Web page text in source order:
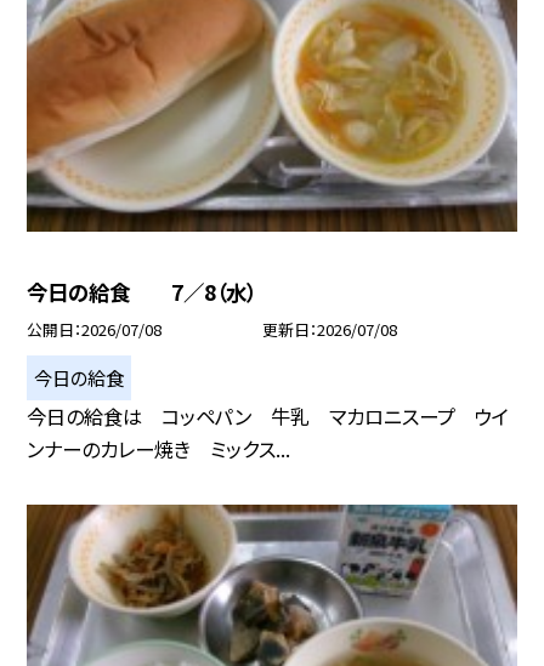
今日の給食 7／8（水）
公開日 2026/07/08 更新日 2026/07/08
今日の給食
今日の給食は コッペパン 牛乳 マカロニスープ ウイ
ンナーのカレー焼き ミックス...